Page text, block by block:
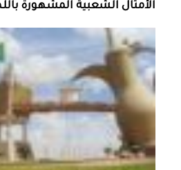
الأمثال الشعبية المشهورة